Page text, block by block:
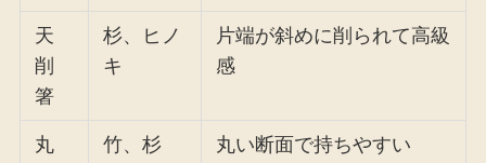
天
削
箸
杉、ヒノ
キ
片端が斜めに削られて高級
感
丸
竹、杉 丸い断面で持ちやすい